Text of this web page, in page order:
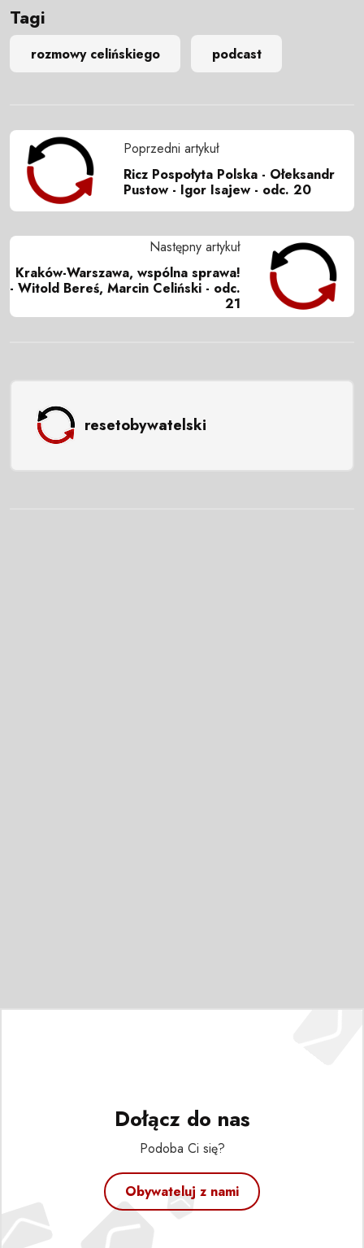
Tagi
rozmowy celińskiego podcast
Poprzedni artykuł
Ricz Pospołyta Polska - Ołeksandr
Pustow - Igor Isajew - odc. 20
Następny artykuł
Kraków-Warszawa, wspólna sprawa!
- Witold Bereś, Marcin Celiński - odc.
21
resetobywatelski
Dołącz do nas
Podoba Ci się?
Obywateluj z nami